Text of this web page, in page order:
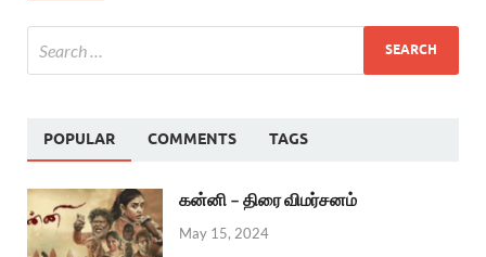
POPULAR COMMENTS TAGS
கன்னி – திரை விமர்சனம்
May 15, 2024